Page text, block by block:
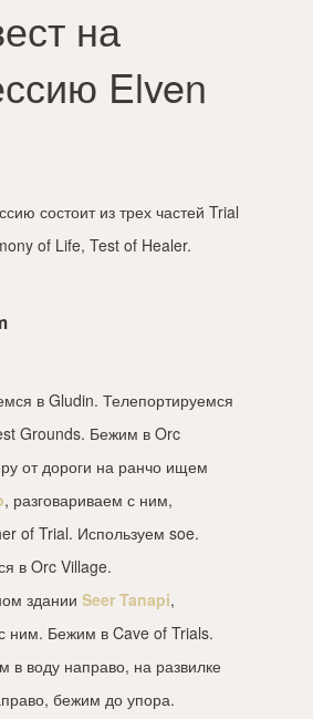
на
Elven
состоит из трех частей Trial
of Life, Test of Healer.
в Gludin. Телепортируемся
Grounds. Бежим в Orc
от дороги на ранчо ищем
, разговариваем с ним,
of Trial. Используем soe.
в Orc Village.
здании Seer Tanapi,
ним. Бежим в Cave of Trials.
в воду направо, на развилке
бежим до упора.